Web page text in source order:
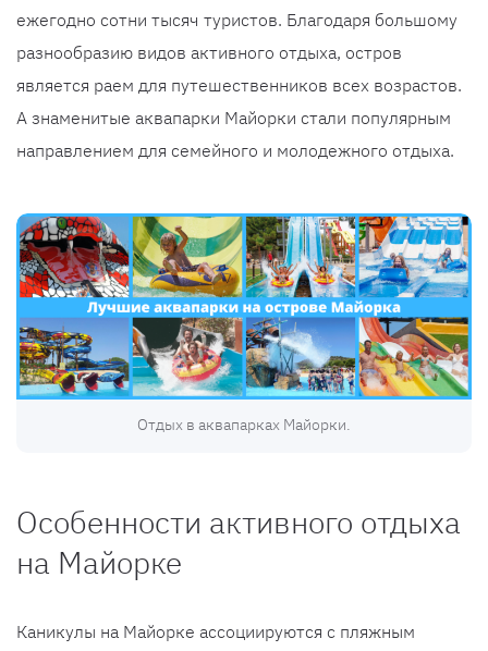
ежегодно сотни тысяч туристов. Благодаря большому
разнообразию видов активного отдыха, остров
является раем для путешественников всех возрастов.
А знаменитые аквапарки Майорки стали популярным
направлением для семейного и молодежного отдыха.
Отдых в аквапарках Майорки.
Особенности активного отдыха
на Майорке
Каникулы на Майорке ассоциируются с пляжным